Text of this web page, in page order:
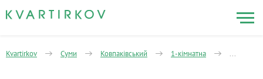
Kvartirkov Суми Ковпаківський 1-кімнатна